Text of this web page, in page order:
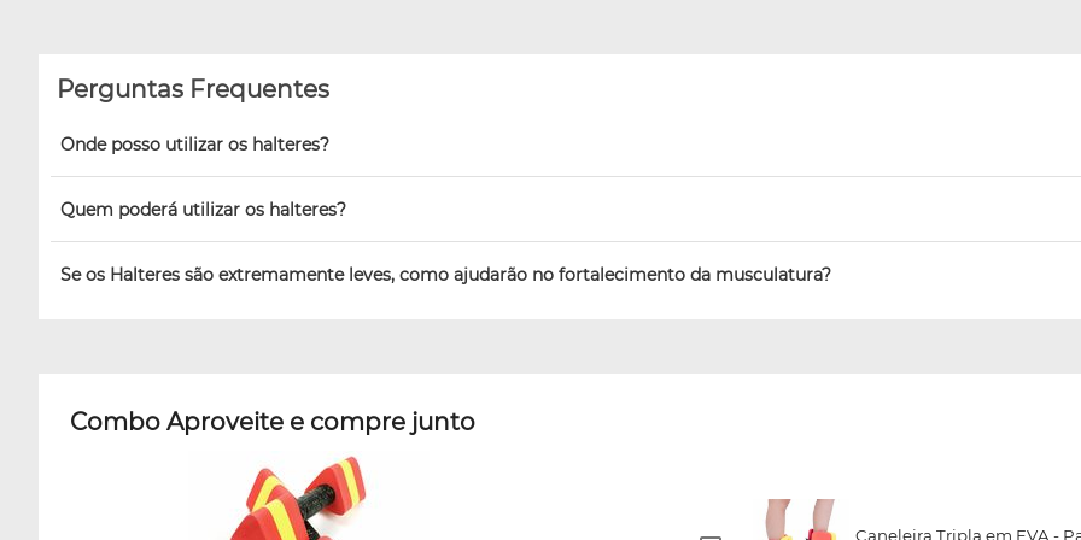
Perguntas Frequentes
Onde posso utilizar os halteres?
Quem poderá utilizar os halteres?
Se os Halteres são extremamente leves, como ajudarão no fortalecimento da musculatura?
Combo Aproveite e compre junto
Caneleira Tripla em EVA -